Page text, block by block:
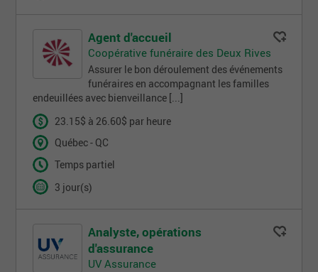
Agent d'accueil
Coopérative funéraire des Deux Rives
Assurer le bon déroulement des événements
funéraires en accompagnant les familles
endeuillées avec bienveillance [...]
23.15$ à 26.60$ par heure
Québec - QC
Temps partiel
3 jour(s)
Analyste, opérations
d'assurance
UV Assurance